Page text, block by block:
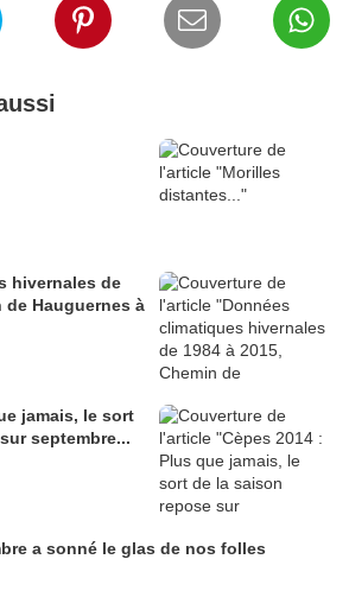
hivernales de
de Hauguernes à
jamais, le sort
septembre...
a sonné le glas de nos folles